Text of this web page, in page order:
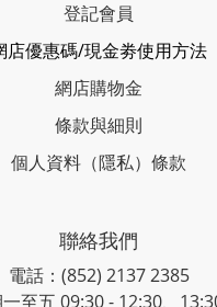
登記會員
店優惠碼/現金劵使用方法
網店購物金
條款與細則
個人資料（隱私）條款
聯絡我們
電話：(852) 2137 2385
至五 09:30 - 12:30、